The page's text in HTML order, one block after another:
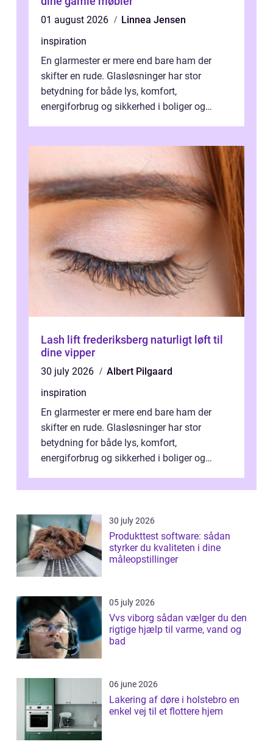
01 august 2026
Linnea Jensen
inspiration
En glarmester er mere end bare ham der
skifter en rude. Glasløsninger har stor
betydning for både lys, komfort,
energiforbrug og sikkerhed i boliger og
Lash lift frederiksberg naturligt løft til
dine vipper
30 july 2026
Albert Pilgaard
inspiration
En glarmester er mere end bare ham der
skifter en rude. Glasløsninger har stor
betydning for både lys, komfort,
energiforbrug og sikkerhed i boliger og
30 july 2026
Produkttest software: sådan
styrker du kvaliteten i dine
måleopstillinger
05 july 2026
Vvs viborg sådan vælger du den
rigtige hjælp til varme, vand og
bad
06 june 2026
Lakering af døre i holstebro en
enkel vej til et flottere hjem